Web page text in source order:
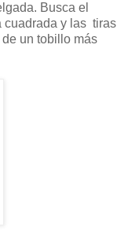
Busca el
cuadrada y las tiras
un tobillo más